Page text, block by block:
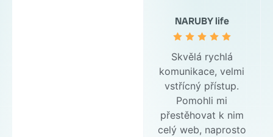
NARUBY life
Skvělá rychlá
komunikace, velmi
vstřícný přístup.
Pomohli mi
přestěhovat k nim
celý web, naprosto